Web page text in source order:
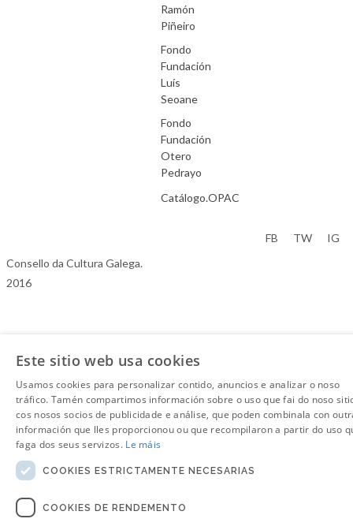
Ramón
Piñeiro
Fondo
Fundación
Luís
Seoane
Fondo
Fundación
Otero
Pedrayo
Catálogo.OPAC
Consello da Cultura Galega.
2016
FB TW IG
Este sitio web usa cookies
Usamos cookies para personalizar contido, anuncios e analizar o noso
tráfico. Tamén compartimos información sobre o uso que fai do noso
cos nosos socios de publicidade e análise, que poden combinala con
información que lles proporcionou ou que recompilaron a partir do uso
faga dos seus servizos. Le máis
COOKIES ESTRICTAMENTE NECESARIAS
COOKIES DE RENDEMENTO